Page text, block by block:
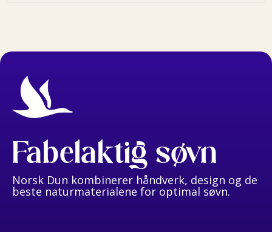
Fabelaktig søvn
Norsk Dun kombinerer håndverk, design og de
beste naturmaterialene for optimal søvn.